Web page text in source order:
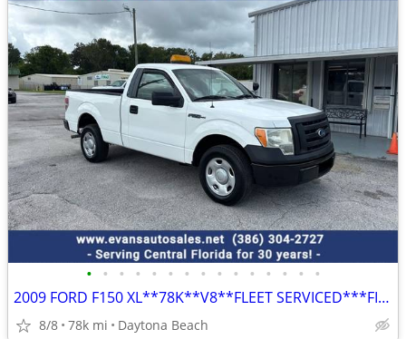
• • • • • • • • • • • • • • •
2009 FORD F150 XL**78K**V8**FLEET SERVICED***FINANCING***CLEAN***
8/8 78k mi Daytona Beach